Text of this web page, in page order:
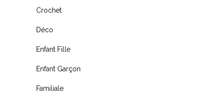
Crochet
Déco
Enfant Fille
Enfant Garçon
Familiale